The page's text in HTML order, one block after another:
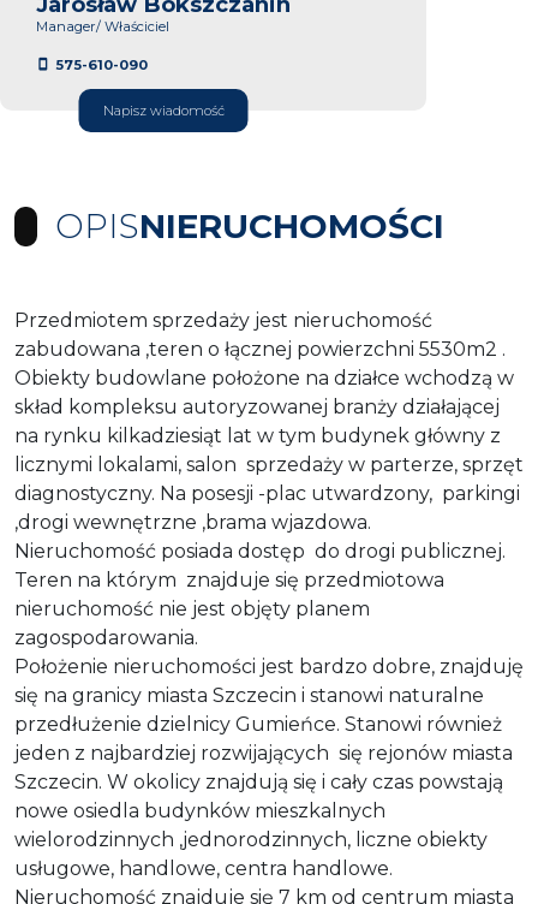
Manager/ Właściciel
575-610-090
Napisz wiadomość
OPISNIERUCHOMOŚCI
Przedmiotem sprzedaży jest nieruchomość
zabudowana ,teren o łącznej powierzchni 5530m2 .
Obiekty budowlane położone na działce wchodzą w
skład kompleksu autoryzowanej branży działającej
na rynku kilkadziesiąt lat w tym budynek główny z
licznymi lokalami, salon sprzedaży w parterze, sprzęt
diagnostyczny. Na posesji -plac utwardzony, parkingi
,drogi wewnętrzne ,brama wjazdowa.
Nieruchomość posiada dostęp do drogi publicznej.
Teren na którym znajduje się przedmiotowa
nieruchomość nie jest objęty planem
zagospodarowania.
Położenie nieruchomości jest bardzo dobre, znajduję
się na granicy miasta Szczecin i stanowi naturalne
przedłużenie dzielnicy Gumieńce. Stanowi również
jeden z najbardziej rozwijających się rejonów miasta
Szczecin. W okolicy znajdują się i cały czas powstają
nowe osiedla budynków mieszkalnych
wielorodzinnych ,jednorodzinnych, liczne obiekty
usługowe, handlowe, centra handlowe.
Nieruchomość znajduje się 7 km od centrum miasta